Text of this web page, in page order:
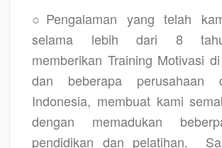
○Pengalaman yang telah
selama lebih dari 8
memberikan Training Motivasi
dan beberapa perusahaan
Indonesia, membuat kami
dengan memadukan
pendidikan dan pelatihan.